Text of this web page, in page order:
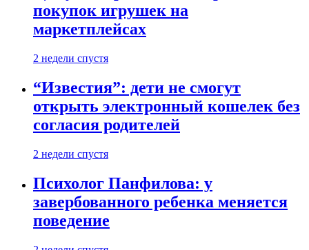
покупок игрушек на
маркетплейсах
2 недели спустя
“Известия”: дети не смогут
открыть электронный кошелек без
согласия родителей
2 недели спустя
Психолог Панфилова: у
завербованного ребенка меняется
поведение